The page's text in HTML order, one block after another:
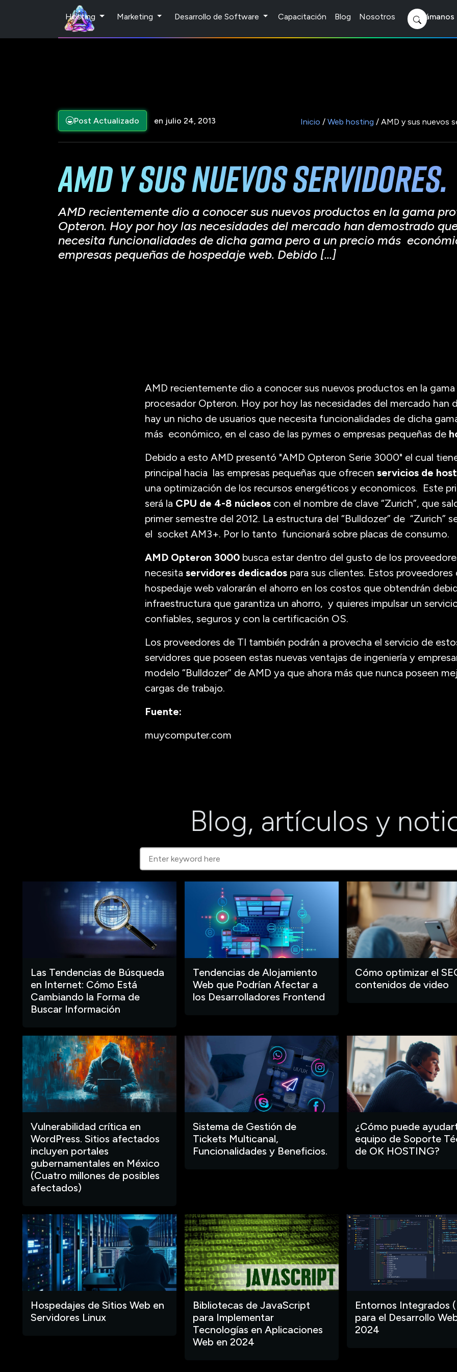
Hosting Marketing Desarrollo de Software Capacitación Blog Nosotros
Post Actualizado en julio 24, 2013 Inicio / Web hosting / AMD y sus nuevos
AMD y sus nuevos servidores.
AMD recientemente dio a conocer sus nuevos productos en la gama
Opteron. Hoy por hoy las necesidades del mercado han demostrado
necesita funcionalidades de dicha gama pero a un precio más
empresas pequeñas de hospedaje web. Debido […]
AMD recientemente dio a conocer sus nuevos productos en la
procesador Opteron. Hoy por hoy las necesidades del mercado han
hay un nicho de usuarios que necesita funcionalidades de dicha
más económico, en el caso de las pymes o empresas pequeñas de
Debido a esto AMD presentó "AMD Opteron Serie 3000" el cual
principal hacia las empresas pequeñas que ofrecen servicios de
una optimización de los recursos energéticos y economicos. Este
será la CPU de 4-8 núcleos con el nombre de clave “Zurich”, que
primer semestre del 2012. La estructura del “Bulldozer” de “Zurich”
el socket AM3+. Por lo tanto funcionará sobre placas de consumo.
AMD Opteron 3000 busca estar dentro del gusto de los
necesita servidores dedicados para sus clientes. Estos
hospedaje web valorarán el ahorro en los costos que obtendrán
infraestructura que garantiza un ahorro, y quieres impulsar un
confiables, seguros y con la certificación OS.
Los proveedores de TI también podrán a provecha el servicio de
servidores que poseen estas nuevas ventajas de ingeniería y
modelo “Bulldozer” de AMD ya que ahora más que nunca poseen
cargas de trabajo.
Fuente:
muycomputer.com
Blog, artículos y
Las Tendencias de Búsqueda
en Internet: Cómo Está
Cambiando la Forma de
Buscar Información
Tendencias de Alojamiento
Web que Podrían Afectar a
los Desarrolladores Frontend
Cómo optimizar el
contenidos de video
Vulnerabilidad crítica en
WordPress. Sitios afectados
incluyen portales
gubernamentales en México
(Cuatro millones de posibles
afectados)
Sistema de Gestión de
Tickets Multicanal,
Funcionalidades y Beneficios.
¿Cómo puede
equipo de Soporte
de OK HOSTING?
Hospedajes de Sitios Web en
Servidores Linux
Bibliotecas de JavaScript
para Implementar
Tecnologías en Aplicaciones
Web en 2024
Entornos Integrados
para el Desarrollo
2024